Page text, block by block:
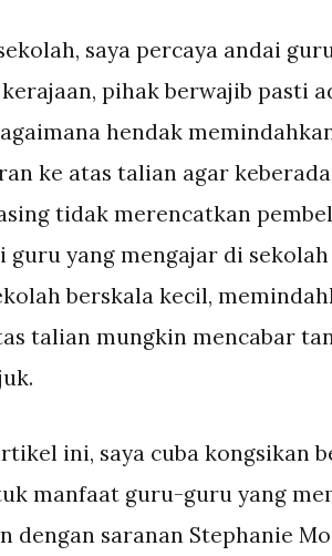
saya percaya andai
pihak berwajib pasti
hendak
ke atas talian agar
tidak merencatkan
guru yang mengajar di
berskala kecil,
talian mungkin mencabar
ini, saya cuba kongsikan
manfaat guru-guru yang
dengan saranan Stephanie